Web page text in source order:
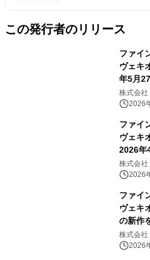
この発行者のリリース
ファイ
ヴェキ
年5月
株式会社
2026
ファイ
ヴェキ
2026年
株式会社
2026
ファイ
ヴェキ
の新作
株式会社
2026